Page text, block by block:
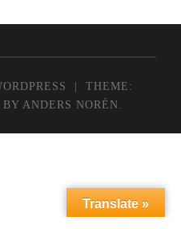
THEME:
BYANDERS NORÉN.
Translate »